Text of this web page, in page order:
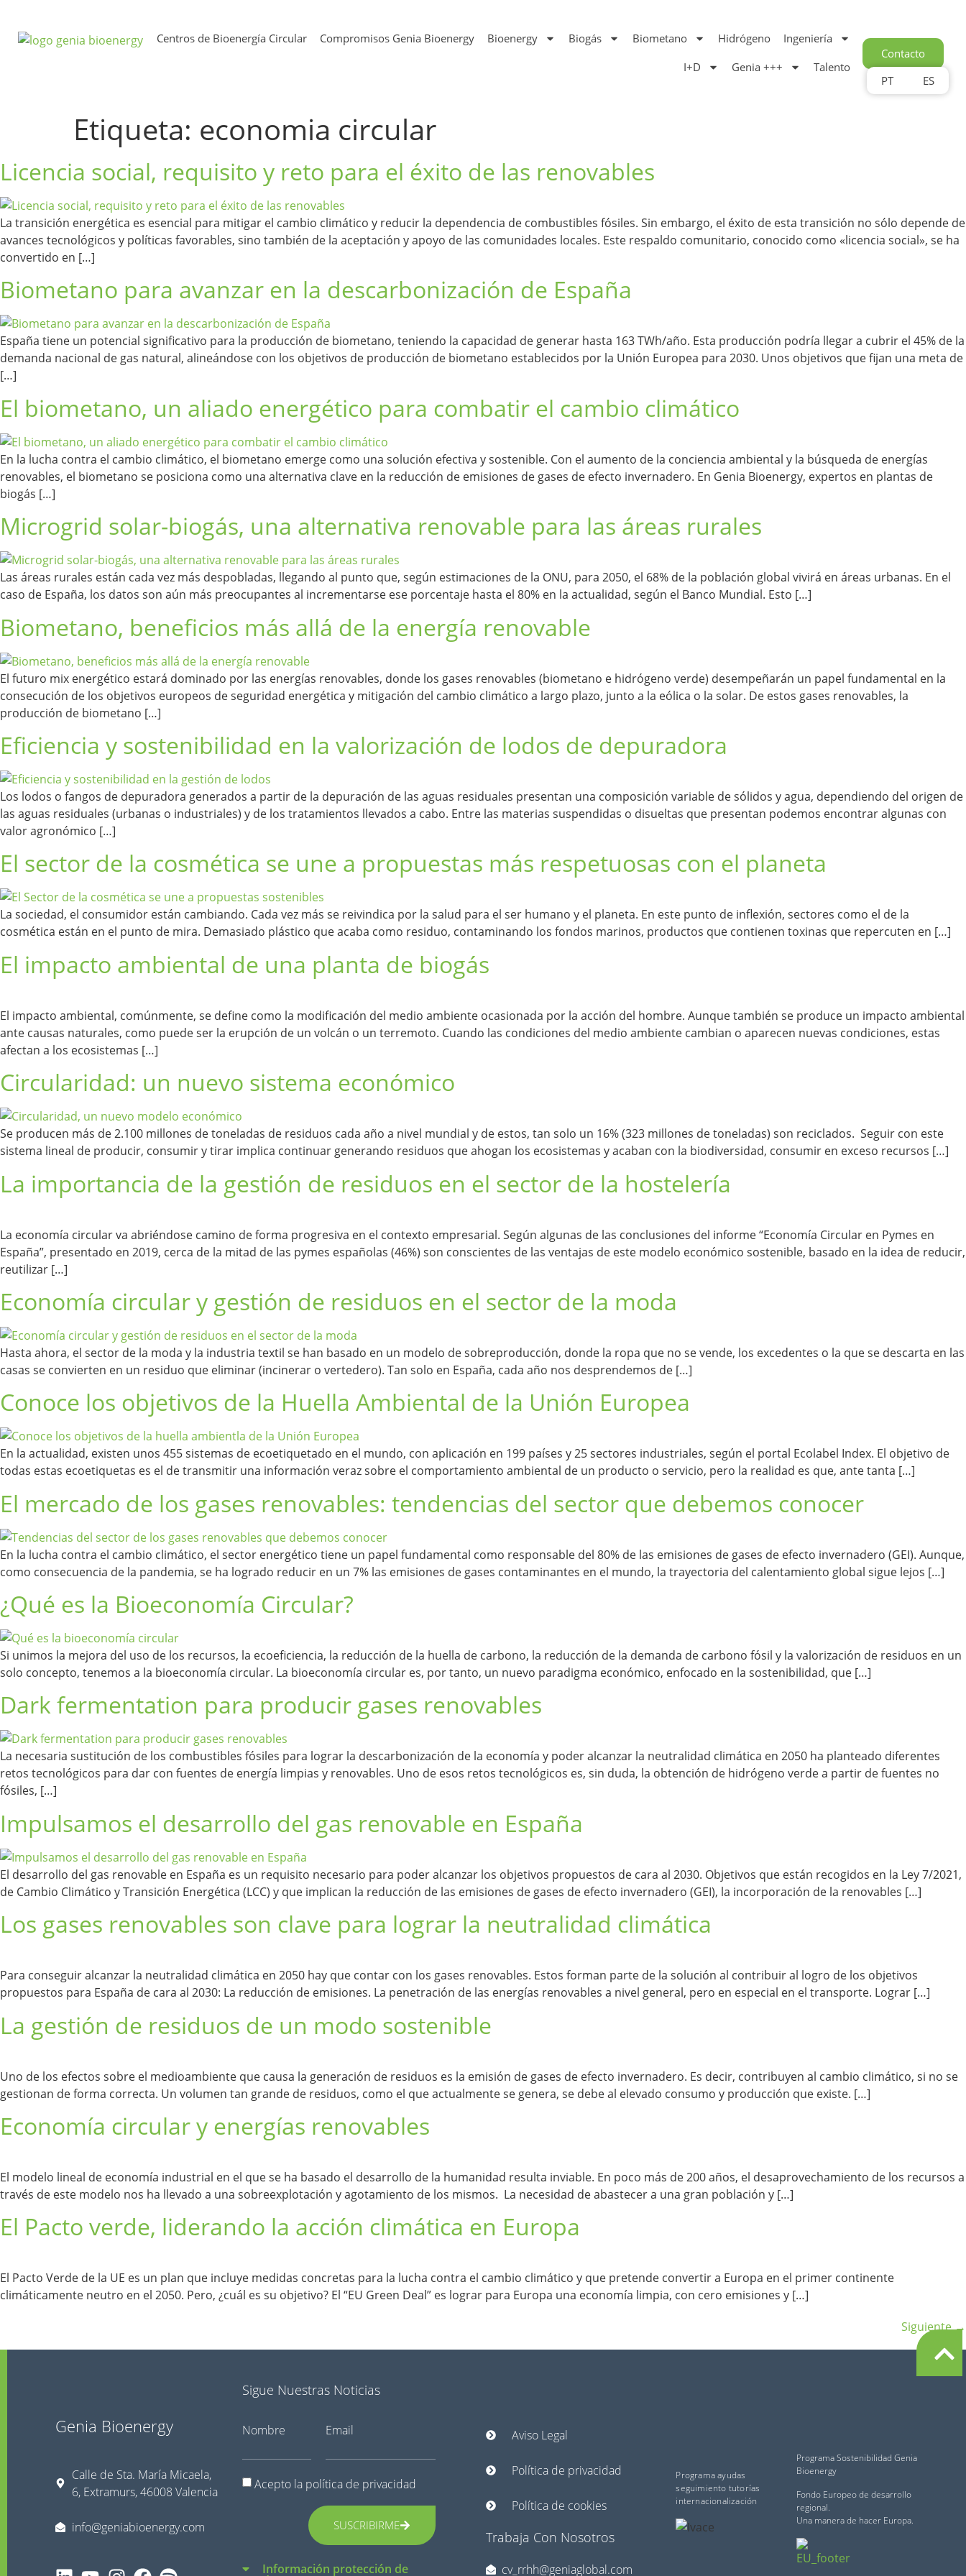
Centros de Bioenergía Circular Compromisos Genia Bioenergy Bioenergy Biogás Biometano Hidrógeno
Ingeniería
I+D
Genia +++
Talento
PT
ES
Contacto
Etiqueta: economia circular
Licencia social, requisito y reto para el éxito de las renovables
La transición energética es esencial para mitigar el cambio climático y reducir la dependencia de combustibles fósiles. Sin embargo, el éxito de esta transición no sólo depende de
avances tecnológicos y políticas favorables, sino también de la aceptación y apoyo de las comunidades locales. Este respaldo comunitario, conocido como «licencia social», se ha
convertido en […]
Biometano para avanzar en la descarbonización de España
España tiene un potencial significativo para la producción de biometano, teniendo la capacidad de generar hasta 163 TWh/año. Esta producción podría llegar a cubrir el 45% de la
demanda nacional de gas natural, alineándose con los objetivos de producción de biometano establecidos por la Unión Europea para 2030. Unos objetivos que fijan una meta de
[…]
El biometano, un aliado energético para combatir el cambio climático
En la lucha contra el cambio climático, el biometano emerge como una solución efectiva y sostenible. Con el aumento de la conciencia ambiental y la búsqueda de energías
renovables, el biometano se posiciona como una alternativa clave en la reducción de emisiones de gases de efecto invernadero. En Genia Bioenergy, expertos en plantas de
biogás […]
Microgrid solar-biogás, una alternativa renovable para las áreas rurales
Las áreas rurales están cada vez más despobladas, llegando al punto que, según estimaciones de la ONU, para 2050, el 68% de la población global vivirá en áreas urbanas. En el
caso de España, los datos son aún más preocupantes al incrementarse ese porcentaje hasta el 80% en la actualidad, según el Banco Mundial. Esto […]
Biometano, beneficios más allá de la energía renovable
El futuro mix energético estará dominado por las energías renovables, donde los gases renovables (biometano e hidrógeno verde) desempeñarán un papel fundamental en la
consecución de los objetivos europeos de seguridad energética y mitigación del cambio climático a largo plazo, junto a la eólica o la solar. De estos gases renovables, la
producción de biometano […]
Eficiencia y sostenibilidad en la valorización de lodos de depuradora
Los lodos o fangos de depuradora generados a partir de la depuración de las aguas residuales presentan una composición variable de sólidos y agua, dependiendo del origen de
las aguas residuales (urbanas o industriales) y de los tratamientos llevados a cabo. Entre las materias suspendidas o disueltas que presentan podemos encontrar algunas con
valor agronómico […]
El sector de la cosmética se une a propuestas más respetuosas con el planeta
La sociedad, el consumidor están cambiando. Cada vez más se reivindica por la salud para el ser humano y el planeta. En este punto de inflexión, sectores como el de la
cosmética están en el punto de mira. Demasiado plástico que acaba como residuo, contaminando los fondos marinos, productos que contienen toxinas que repercuten en […]
El impacto ambiental de una planta de biogás
El impacto ambiental, comúnmente, se define como la modificación del medio ambiente ocasionada por la acción del hombre. Aunque también se produce un impacto ambiental
ante causas naturales, como puede ser la erupción de un volcán o un terremoto. Cuando las condiciones del medio ambiente cambian o aparecen nuevas condiciones, estas
afectan a los ecosistemas […]
Circularidad: un nuevo sistema económico
Se producen más de 2.100 millones de toneladas de residuos cada año a nivel mundial y de estos, tan solo un 16% (323 millones de toneladas) son reciclados. Seguir con este
sistema lineal de producir, consumir y tirar implica continuar generando residuos que ahogan los ecosistemas y acaban con la biodiversidad, consumir en exceso recursos […]
La importancia de la gestión de residuos en el sector de la hostelería
La economía circular va abriéndose camino de forma progresiva en el contexto empresarial. Según algunas de las conclusiones del informe “Economía Circular en Pymes en
España”, presentado en 2019, cerca de la mitad de las pymes españolas (46%) son conscientes de las ventajas de este modelo económico sostenible, basado en la idea de reducir,
reutilizar […]
Economía circular y gestión de residuos en el sector de la moda
Hasta ahora, el sector de la moda y la industria textil se han basado en un modelo de sobreproducción, donde la ropa que no se vende, los excedentes o la que se descarta en las
casas se convierten en un residuo que eliminar (incinerar o vertedero). Tan solo en España, cada año nos desprendemos de […]
Conoce los objetivos de la Huella Ambiental de la Unión Europea
En la actualidad, existen unos 455 sistemas de ecoetiquetado en el mundo, con aplicación en 199 países y 25 sectores industriales, según el portal Ecolabel Index. El objetivo de
todas estas ecoetiquetas es el de transmitir una información veraz sobre el comportamiento ambiental de un producto o servicio, pero la realidad es que, ante tanta […]
El mercado de los gases renovables: tendencias del sector que debemos conocer
En la lucha contra el cambio climático, el sector energético tiene un papel fundamental como responsable del 80% de las emisiones de gases de efecto invernadero (GEI). Aunque,
como consecuencia de la pandemia, se ha logrado reducir en un 7% las emisiones de gases contaminantes en el mundo, la trayectoria del calentamiento global sigue lejos […]
¿Qué es la Bioeconomía Circular?
Si unimos la mejora del uso de los recursos, la ecoeficiencia, la reducción de la huella de carbono, la reducción de la demanda de carbono fósil y la valorización de residuos en un
solo concepto, tenemos a la bioeconomía circular. La bioeconomía circular es, por tanto, un nuevo paradigma económico, enfocado en la sostenibilidad, que […]
Dark fermentation para producir gases renovables
La necesaria sustitución de los combustibles fósiles para lograr la descarbonización de la economía y poder alcanzar la neutralidad climática en 2050 ha planteado diferentes
retos tecnológicos para dar con fuentes de energía limpias y renovables. Uno de esos retos tecnológicos es, sin duda, la obtención de hidrógeno verde a partir de fuentes no
fósiles, […]
Impulsamos el desarrollo del gas renovable en España
El desarrollo del gas renovable en España es un requisito necesario para poder alcanzar los objetivos propuestos de cara al 2030. Objetivos que están recogidos en la Ley 7/2021,
de Cambio Climático y Transición Energética (LCC) y que implican la reducción de las emisiones de gases de efecto invernadero (GEI), la incorporación de la renovables […]
Los gases renovables son clave para lograr la neutralidad climática
Para conseguir alcanzar la neutralidad climática en 2050 hay que contar con los gases renovables. Estos forman parte de la solución al contribuir al logro de los objetivos
propuestos para España de cara al 2030: La reducción de emisiones. La penetración de las energías renovables a nivel general, pero en especial en el transporte. Lograr […]
La gestión de residuos de un modo sostenible
Uno de los efectos sobre el medioambiente que causa la generación de residuos es la emisión de gases de efecto invernadero. Es decir, contribuyen al cambio climático, si no se
gestionan de forma correcta. Un volumen tan grande de residuos, como el que actualmente se genera, se debe al elevado consumo y producción que existe. […]
Economía circular y energías renovables
El modelo lineal de economía industrial en el que se ha basado el desarrollo de la humanidad resulta inviable. En poco más de 200 años, el desaprovechamiento de los recursos a
través de este modelo nos ha llevado a una sobreexplotación y agotamiento de los mismos. La necesidad de abastecer a una gran población y […]
El Pacto verde, liderando la acción climática en Europa
El Pacto Verde de la UE es un plan que incluye medidas concretas para la lucha contra el cambio climático y que pretende convertir a Europa en el primer continente
climáticamente neutro en el 2050. Pero, ¿cuál es su objetivo? El “EU Green Deal” es lograr para Europa una economía limpia, con cero emisiones y […]
Siguiente→
Genia Bioenergy
Calle de Sta. María Micaela,
6, Extramurs, 46008 Valencia
info@geniabioenergy.com
Sigue Nuestras Noticias
Nombre Email
Acepto la política de privacidad
SUSCRIBIRME
Información protección de
Aviso Legal
Política de privacidad
Política de cookies
Trabaja Con Nosotros
cv_rrhh@geniaglobal.com
Programa ayudas
seguimiento tutorías
internacionalización
Programa Sostenibilidad Genia
Bioenergy
Fondo Europeo de desarrollo
regional.
Una manera de hacer Europa.